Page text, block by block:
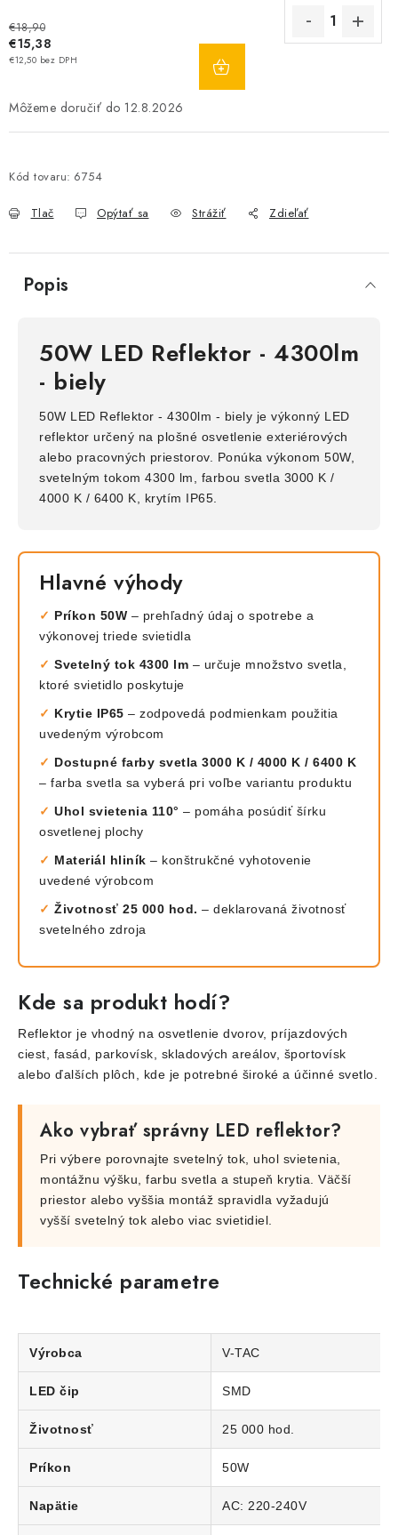
€18,90
€15,38
€12,50 bez DPH
12.8.2026
Kód tovaru: 6754
Tlač Opýtať sa Strážiť Zdieľať
Popis
50W LED Reflektor - 4300lm
- biely
50W LED Reflektor - 4300lm - biely je výkonný LED
reflektor určený na plošné osvetlenie exteriérových
alebo pracovných priestorov. Ponúka výkonom 50W,
svetelným tokom 4300 lm, farbou svetla 3000 K /
4000 K / 6400 K, krytím IP65.
Hlavné výhody
✓ Príkon 50W – prehľadný údaj o spotrebe a
výkonovej triede svietidla
✓ Svetelný tok 4300 lm – určuje množstvo svetla,
ktoré svietidlo poskytuje
✓ Krytie IP65 – zodpovedá podmienkam použitia
uvedeným výrobcom
✓ Dostupné farby svetla 3000 K / 4000 K / 6400 K
– farba svetla sa vyberá pri voľbe variantu produktu
✓ Uhol svietenia 110° – pomáha posúdiť šírku
osvetlenej plochy
✓ Materiál hliník – konštrukčné vyhotovenie
uvedené výrobcom
✓ Životnosť 25 000 hod. – deklarovaná životnosť
svetelného zdroja
Kde sa produkt hodí?
Reflektor je vhodný na osvetlenie dvorov, príjazdových
ciest, fasád, parkovísk, skladových areálov, športovísk
alebo ďalších plôch, kde je potrebné široké a účinné svetlo.
Ako vybrať správny LED reflektor?
Pri výbere porovnajte svetelný tok, uhol svietenia,
montážnu výšku, farbu svetla a stupeň krytia. Väčší
priestor alebo vyššia montáž spravidla vyžadujú
vyšší svetelný tok alebo viac svietidiel.
Technické parametre
Výrobca V-TAC
LED čip SMD
Životnosť 25 000 hod.
Príkon 50W
Napätie AC: 220-240V